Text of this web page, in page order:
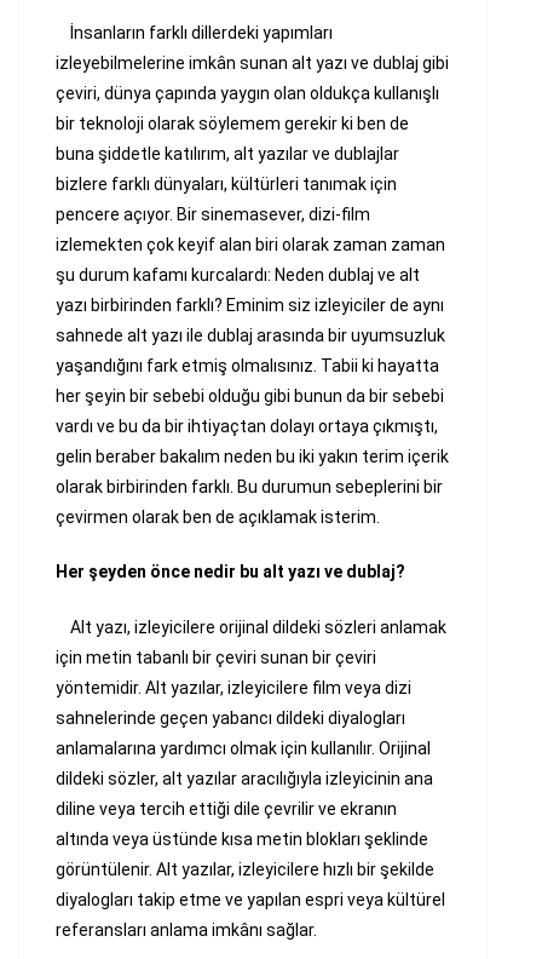
İnsanların farklı dillerdeki yapımları
izleyebilmelerine imkân sunan alt yazı ve dublaj gibi
çeviri, dünya çapında yaygın olan oldukça kullanışlı
bir teknoloji olarak söylemem gerekir ki ben de
buna şiddetle katılırım, alt yazılar ve dublajlar
bizlere farklı dünyaları, kültürleri tanımak için
pencere açıyor. Bir sinemasever, dizi-film
izlemekten çok keyif alan biri olarak zaman zaman
şu durum kafamı kurcalardı: Neden dublaj ve alt
yazı birbirinden farklı? Eminim siz izleyiciler de aynı
sahnede alt yazı ile dublaj arasında bir uyumsuzluk
yaşandığını fark etmiş olmalısınız. Tabii ki hayatta
her şeyin bir sebebi olduğu gibi bunun da bir sebebi
vardı ve bu da bir ihtiyaçtan dolayı ortaya çıkmıştı,
gelin beraber bakalım neden bu iki yakın terim içerik
olarak birbirinden farklı. Bu durumun sebeplerini bir
çevirmen olarak ben de açıklamak isterim.
Her şeyden önce nedir bu alt yazı ve dublaj?
Alt yazı, izleyicilere orijinal dildeki sözleri anlamak
için metin tabanlı bir çeviri sunan bir çeviri
yöntemidir. Alt yazılar, izleyicilere film veya dizi
sahnelerinde geçen yabancı dildeki diyalogları
anlamalarına yardımcı olmak için kullanılır. Orijinal
dildeki sözler, alt yazılar aracılığıyla izleyicinin ana
diline veya tercih ettiği dile çevrilir ve ekranın
altında veya üstünde kısa metin blokları şeklinde
görüntülenir. Alt yazılar, izleyicilere hızlı bir şekilde
diyalogları takip etme ve yapılan espri veya kültürel
referansları anlama imkânı sağlar.